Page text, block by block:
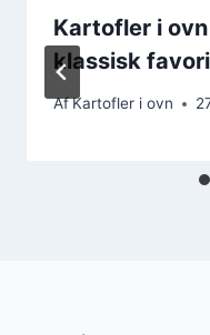
Kartofler i
klassisk
AfKartofler i ovn